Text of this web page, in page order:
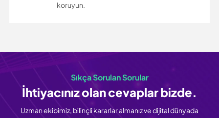
koruyun.
Sıkça Sorulan Sorular
İhtiyacınız olancevaplar bizde.
Uzman ekibimiz, bilinçli kararlar almanız ve dijital dünyada